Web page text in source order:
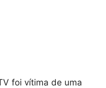
foi vítima de uma